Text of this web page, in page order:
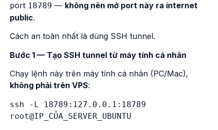
port 18789 — không nên mở port này ra internet
public.
Cách an toàn nhất là dùng SSH tunnel.
Bước 1 — Tạo SSH tunnel từ máy tính cá nhân
Chạy lệnh này trên máy tính cá nhân (PC/Mac),
không phải trên VPS:
ssh -L 18789:127.0.0.1:18789